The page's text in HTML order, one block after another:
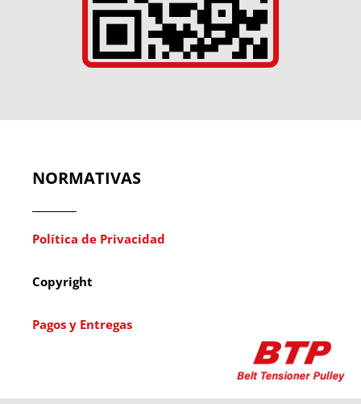
NORMATIVAS
Política de Privacidad
Copyright
Pagos y Entregas